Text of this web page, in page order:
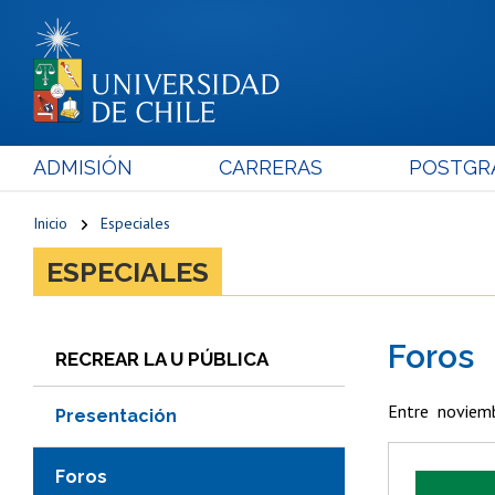
ADMISIÓN CARRERAS
Inicio Especiales
ESPECIALES
RECREAR LA U PÚBLICA
Presentación
Foros
Foros
Entre